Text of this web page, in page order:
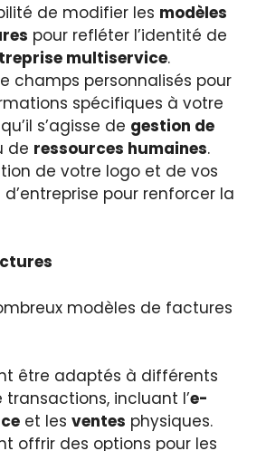
de modifier les modèles
pour refléter l’identité de
multiservice.
champs personnalisés pour
spécifiques à votre
s’agisse de gestion de
de ressources humaines.
de votre logo et de vos
pour renforcer la
modèles de factures
être adaptés à différents
transactions, incluant l’e-
et les ventes physiques.
offrir des options pour les